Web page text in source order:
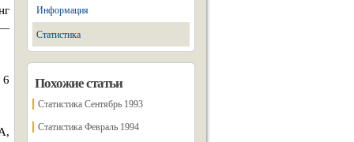
—
Информация
Статистика
Похожие статьи
Статистика Сентябрь 1993
Статистика Февраль 1994